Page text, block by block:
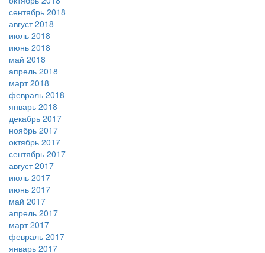
сентябрь 2018
август 2018
июль 2018
июнь 2018
май 2018
апрель 2018
март 2018
февраль 2018
январь 2018
декабрь 2017
ноябрь 2017
октябрь 2017
сентябрь 2017
август 2017
июль 2017
июнь 2017
май 2017
апрель 2017
март 2017
февраль 2017
январь 2017